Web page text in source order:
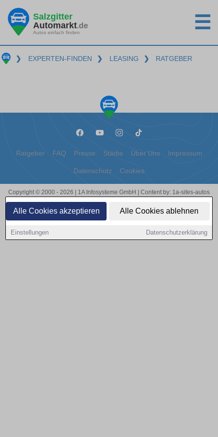
Alle Cookies akzeptieren Alle Cookies ablehnen
Einstellungen Datenschutzerklärung
Salzgitter
Automarkt.de
Autos einfach finden ☰
❯ EXPERTEN-FINDEN ❯ LEASING ❯ RATGEBER
Ratgeber FAQ Presse Städte Über Uns Impressum
Datenschutz Cookies
Copyright © 2000 - 2026 | 1A Infosysteme GmbH | Content by: 1a-sites-autos
08.08.2026